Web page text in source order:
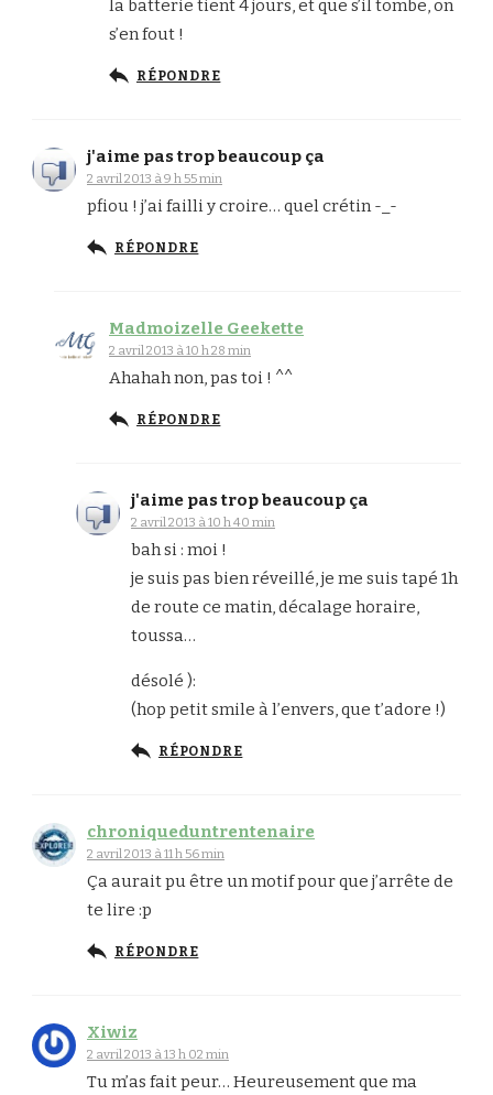
la batterie tient 4 jours, et que s’il tombe, on
s’en fout !
RÉPONDRE
j'aime pas trop beaucoup ça
2 avril 2013 à 9 h 55 min
pfiou ! j’ai failli y croire… quel crétin -_-
RÉPONDRE
Madmoizelle Geekette
2 avril 2013 à 10 h 28 min
Ahahah non, pas toi ! ^^
RÉPONDRE
j'aime pas trop beaucoup ça
2 avril 2013 à 10 h 40 min
bah si : moi !
je suis pas bien réveillé, je me suis tapé 1h
de route ce matin, décalage horaire,
toussa…
désolé ):
(hop petit smile à l’envers, que t’adore !)
RÉPONDRE
chroniqueduntrentenaire
2 avril 2013 à 11 h 56 min
Ça aurait pu être un motif pour que j’arrête de
te lire :p
RÉPONDRE
Xiwiz
2 avril 2013 à 13 h 02 min
Tu m’as fait peur… Heureusement que ma